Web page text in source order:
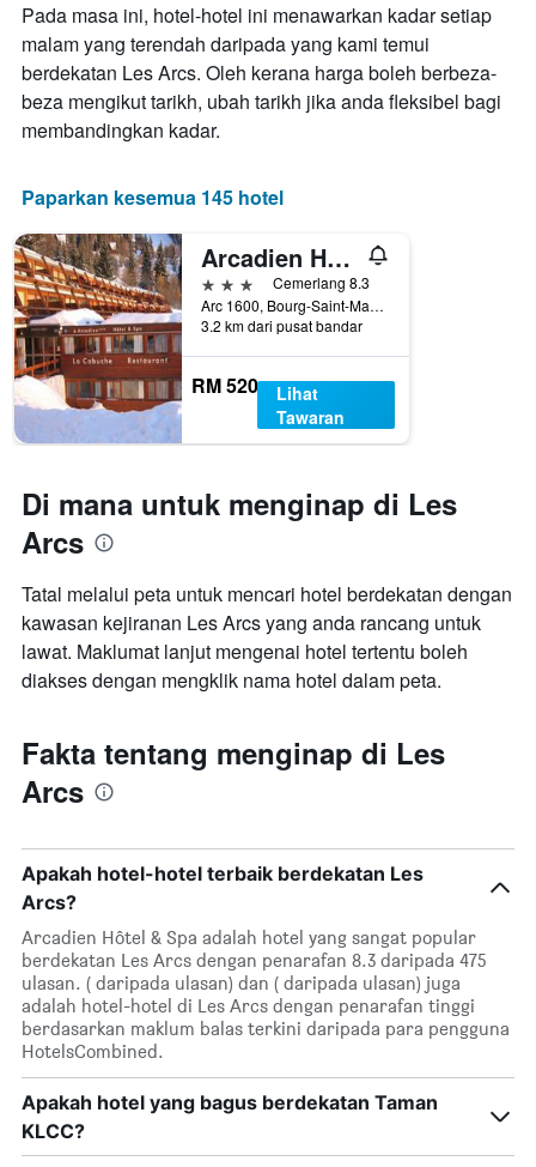
Pada masa ini, hotel-hotel ini menawarkan kadar setiap
malam yang terendah daripada yang kami temui
berdekatan Les Arcs. Oleh kerana harga boleh berbeza-
beza mengikut tarikh, ubah tarikh jika anda fleksibel bagi
membandingkan kadar.
Paparkan kesemua 145 hotel
Arcadien Hôtel & Spa
3 bintangCemerlang 8.3
Arc 1600, Bourg-Saint-Maurice, Savoie, Perancis
3.2 km dari pusat bandar
RM 520
Lihat
Tawaran
Di mana untuk menginap di Les
Arcs
Tatal melalui peta untuk mencari hotel berdekatan dengan
kawasan kejiranan Les Arcs yang anda rancang untuk
lawat. Maklumat lanjut mengenai hotel tertentu boleh
diakses dengan mengklik nama hotel dalam peta.
Fakta tentang menginap di Les
Arcs
Apakah hotel-hotel terbaik berdekatan Les
Arcs?
Arcadien Hôtel & Spa adalah hotel yang sangat popular
berdekatan Les Arcs dengan penarafan 8.3 daripada 475
ulasan. ( daripada ulasan) dan ( daripada ulasan) juga
adalah hotel-hotel di Les Arcs dengan penarafan tinggi
berdasarkan maklum balas terkini daripada para pengguna
HotelsCombined.
Apakah hotel yang bagus berdekatan Taman
KLCC?